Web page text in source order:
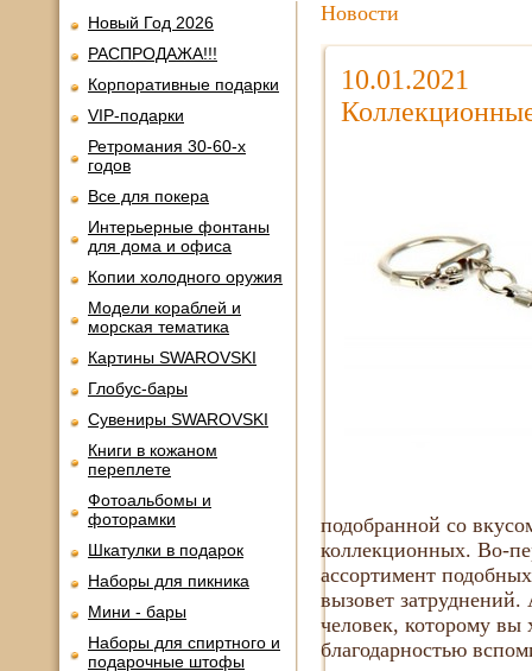
Новый Год 2026
РАСПРОДАЖА!!!
Корпоративные подарки
VIP-подарки
Ретромания 30-60-х
годов
Все для покера
Интерьерные фонтаны
для дома и офиса
Копии холодного оружия
Модели кораблей и
морская тематика
Картины SWAROVSKI
Глобус-бары
Сувениры SWAROVSKI
Книги в кожаном
переплете
Фотоальбомы и
фоторамки
Шкатулки в подарок
Наборы для пикника
Мини - бары
Наборы для спиртного и
подарочные штофы
Новости
10.01.2021
подобранной со
коллекционных. Во-
ассортимент
вызовет
человек, которому вы
благодарностью